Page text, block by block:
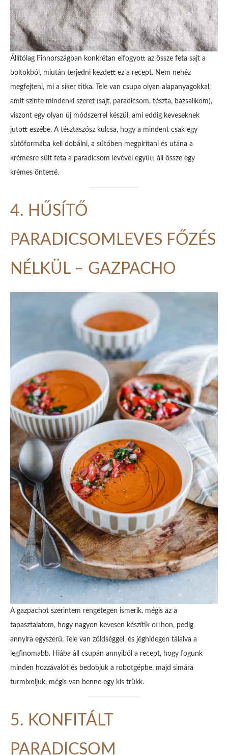
Állítólag Finnországban konkrétan elfogyott az össze feta sajt a
boltokból, miután terjedni kezdett ez a recept. Nem nehéz
megfejteni, mi a siker titka. Tele van csupa olyan alapanyagokkal,
amit szinte mindenki szeret (sajt, paradicsom, tészta, bazsalikom),
viszont egy olyan új módszerrel készül, ami eddig keveseknek
jutott eszébe. A tésztaszósz kulcsa, hogy a mindent csak egy
sütőformába kell dobálni, a sütőben megpirítani és utána a
krémesre sült feta a paradicsom levével együtt áll össze egy
krémes öntetté.
4. HŰSÍTŐ
PARADICSOMLEVES FŐZÉS
NÉLKÜL – GAZPACHO
A gazpachot szerintem rengetegen ismerik, mégis az a
tapasztalatom, hogy nagyon kevesen készítik otthon, pedig
annyira egyszerű. Tele van zöldséggel, és jéghidegen tálalva a
legfinomabb. Hiába áll csupán annyiból a recept, hogy fogunk
minden hozzávalót és bedobjuk a robotgépbe, majd simára
turmixoljuk, mégis van benne egy kis trükk.
5. KONFITÁLT
PARADICSOM